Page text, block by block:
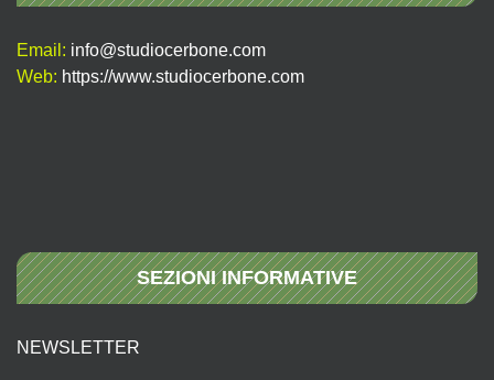
Email: info@studiocerbone.com
Web: https://www.studiocerbone.com
SEZIONI INFORMATIVE
NEWSLETTER